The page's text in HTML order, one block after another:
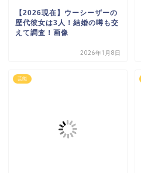
【2026現在】ウーシーザーの
歴代彼女は3人！結婚の噂も交
えて調査！画像
2026年1月8日
芸能